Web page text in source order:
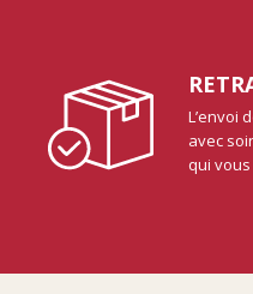
L’envoi
avec
qui